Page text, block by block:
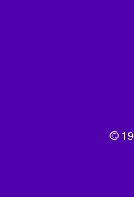
©